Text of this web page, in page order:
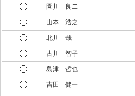
園川 良二
山本 浩之
北川 哉
古川 智子
島津 哲也
吉田 健一